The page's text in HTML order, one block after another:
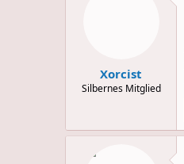
Xorcist
Silbernes Mitglied